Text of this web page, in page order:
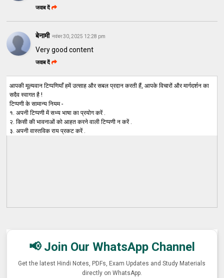
जवाब दें
बेनामी नवंबर 30, 2025 12:28 pm
Very good content
जवाब दें
आपकी मूल्यवान टिप्पणियाँ हमें उत्साह और सबल प्रदान करती हैं, आपके विचारों और मार्गदर्शन का
सदैव स्वागत है !
टिप्पणी के सामान्य नियम -
१. अपनी टिप्पणी में सभ्य भाषा का प्रयोग करें .
२. किसी की भावनाओं को आहत करने वाली टिप्पणी न करें .
३. अपनी वास्तविक राय प्रकट करें .
📢 Join Our WhatsApp Channel
Get the latest Hindi Notes, PDFs, Exam Updates and Study Materials
directly on WhatsApp.